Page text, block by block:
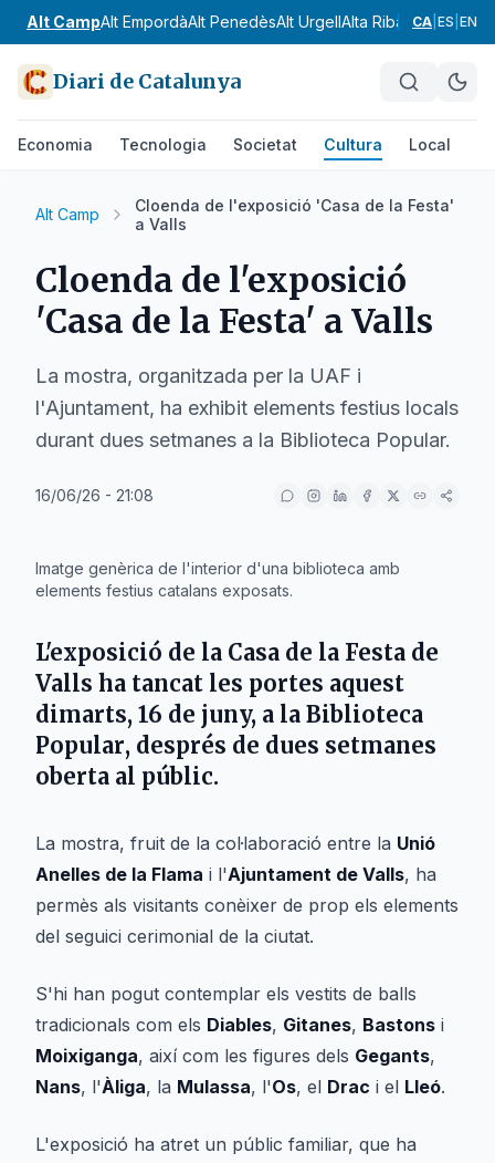
Alt CampAlt EmpordàAlt PenedèsAlt UrgellAlta RibagorçaAnoia
CA ES EN
Diari de Catalunya
Economia Tecnologia Societat Cultura Local
Alt Camp
Cloenda de l'exposició 'Casa de la Festa'
a Valls
Cloenda de l'exposició
'Casa de la Festa' a Valls
La mostra, organitzada per la UAF i
l'Ajuntament, ha exhibit elements festius locals
durant dues setmanes a la Biblioteca Popular.
16/06/26 - 21:08
Imatge genèrica de l'interior d'una biblioteca amb
elements festius catalans exposats.
L'exposició de la Casa de la Festa de
Valls ha tancat les portes aquest
dimarts, 16 de juny, a la Biblioteca
Popular, després de dues setmanes
oberta al públic.
La mostra, fruit de la col·laboració entre la Unió
Anelles de la Flama i l'Ajuntament de Valls, ha
permès als visitants conèixer de prop els elements
del seguici cerimonial de la ciutat.
S'hi han pogut contemplar els vestits de balls
tradicionals com els Diables, Gitanes, Bastons i
Moixiganga, així com les figures dels Gegants,
Nans, l'Àliga, la Mulassa, l'Os, el Drac i el Lleó.
L'exposició ha atret un públic familiar, que ha